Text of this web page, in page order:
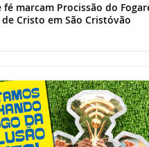
fé marcam Procissão do
Cristo em São Cristóvão